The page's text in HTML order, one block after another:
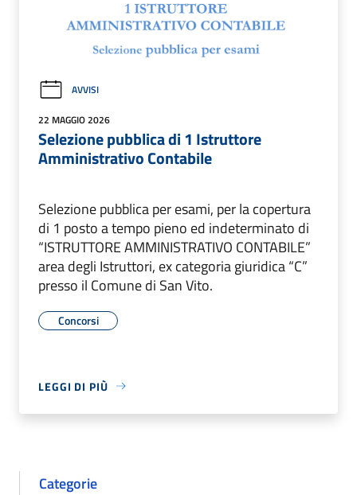
AVVISI
22 MAGGIO 2026
Selezione pubblica di 1 Istruttore
Amministrativo Contabile
Selezione pubblica per esami, per la copertura
di 1 posto a tempo pieno ed indeterminato di
“ISTRUTTORE AMMINISTRATIVO CONTABILE”
area degli Istruttori, ex categoria giuridica “C”
presso il Comune di San Vito.
Concorsi
LEGGI DI PIÙ
Categorie